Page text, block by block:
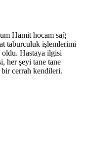
Hamit hocam sağ
taburculuk işlemlerimi
oldu. Hastaya ilgisi
her şeyi tane tane
bir cerrah kendileri.